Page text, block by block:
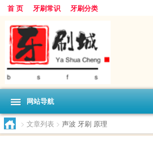
首 页 牙刷常识 牙刷分类
网站导航
> 文章列表 > 声波 牙刷 原理